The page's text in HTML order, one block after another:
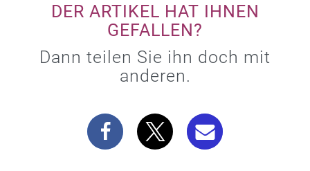
DER ARTIKEL HAT IHNEN
GEFALLEN?
Dann teilen Sie ihn doch mit
anderen.